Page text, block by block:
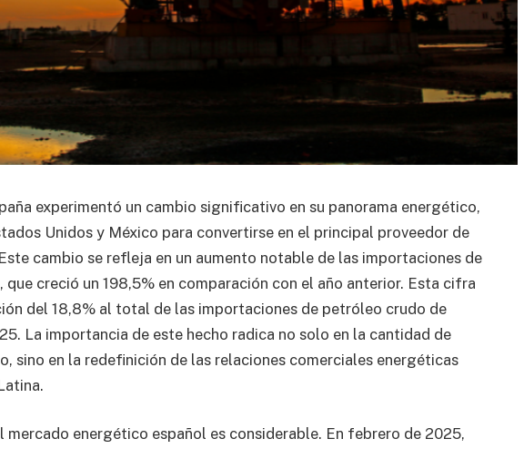
experimentó un cambio significativo en su panorama energético,
Unidos y México para convertirse en el principal proveedor de
cambio se refleja en un aumento notable de las importaciones de
creció un 198,5% en comparación con el año anterior. Esta cifra
del 18,8% al total de las importaciones de petróleo crudo de
La importancia de este hecho radica no solo en la cantidad de
sino en la redefinición de las relaciones comerciales energéticas
mercado energético español es considerable. En febrero de 2025,